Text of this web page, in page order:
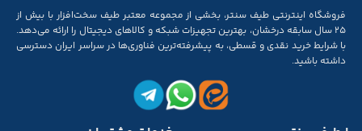
فروشگاه اینترنتی طیف سنتر، بخشی از مجموعه‌ معتبر طیف سخت‌افزار با بیش از
۲۵ سال سابقه‌ درخشان، بهترین تجهیزات شبکه و کالاهای دیجیتال را ارائه می‌دهد.
با شرایط خرید نقدی و قسطی، به پیشرفته‌ترین فناوری‌ها در سراسر ایران دسترسی
داشته باشید.